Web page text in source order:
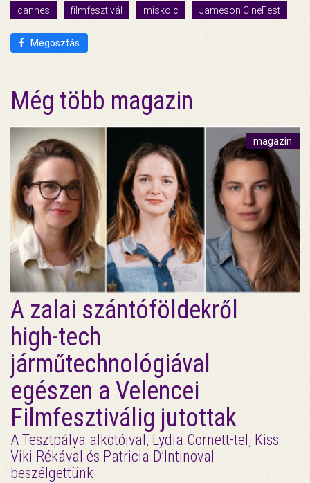
cannes filmfesztivál miskolc Jameson CineFest
Megosztás
Még több magazin
magazin
A zalai szántóföldekről
high-tech
járműtechnológiával
egészen a Velencei
Filmfesztiválig jutottak
A Tesztpálya alkotóival, Lydia Cornett-tel, Kiss
Viki Rékával és Patricia D’Intinoval
beszélgettünk